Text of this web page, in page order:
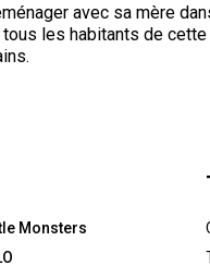
avec sa mère
tous les habitants de
Monsters